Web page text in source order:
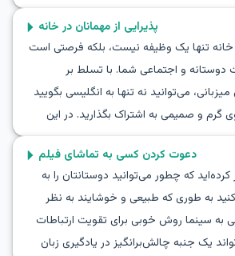
مکالمات، زبان‌آموزان می‌توانند با
کنند. تسلط بر نحوه خداحافظی در
شما را به سطح جدیدی می‌برد. بیایید
و از نکات فرهنگی مرتبط نیز بهره‌مند شویم.
پذیرایی از مهمانان در خانه
خانه تنها یک وظیفه نیست، بلکه فرصتی است
دوستانه و اجتماعی شما. با تسلط بر
می‌توانید نه تنها به انگلیسی بگویید
و صمیمی به اشتراک بگذارید. در این
مکالمه برای میزبانی از مهمانان از طریق بازی‌
خواهد بود. از یادگیری واژگان کلیدی تا
این راهنما به شما کمک می‌کند تمرین زبان
سطح بالاتری ببرید و با اطمینان در مکالمات
مهمانان شرکت کنید.
دعوت کردن کسی به تماشای فیلم
کرده‌اید که چطور می‌توانید دوستانتان را به
به طوری که طبیعی و خوشایند به نظر
سینما روش خوبی برای تقویت ارتباطات
یک جنبه چالش‌برانگیز در یادگیری زبان